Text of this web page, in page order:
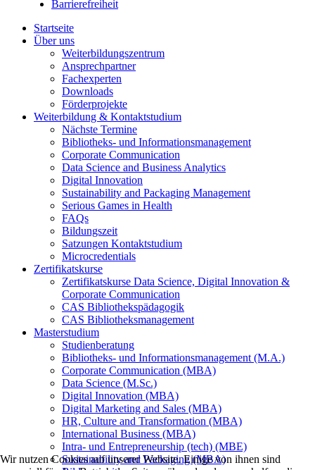
Barrierefreiheit
Startseite
Über uns
Weiterbildungszentrum
Ansprechpartner
Fachexperten
Downloads
Förderprojekte
Weiterbildung & Kontaktstudium
Nächste Termine
Bibliotheks- und Informationsmanagement
Corporate Communication
Data Science and Business Analytics
Digital Innovation
Sustainability and Packaging Management
Serious Games in Health
FAQs
Bildungszeit
Satzungen Kontaktstudium
Microcredentials
Zertifikatskurse
Zertifikatskurse Data Science, Digital Innovation &
Corporate Communication
CAS Bibliothekspädagogik
CAS Bibliotheksmanagement
Masterstudium
Studienberatung
Bibliotheks- und Informationsmanagement (M.A.)
Corporate Communication (MBA)
Data Science (M.Sc.)
Digital Innovation (MBA)
Digital Marketing and Sales (MBA)
HR, Culture and Transformation (MBA)
International Business (MBA)
Intra- und Entrepreneurship (tech) (MBE)
Sustainability and Packaging (MBA)
Wir nutzen Cookies auf unserer Website. Einige von ihnen sind